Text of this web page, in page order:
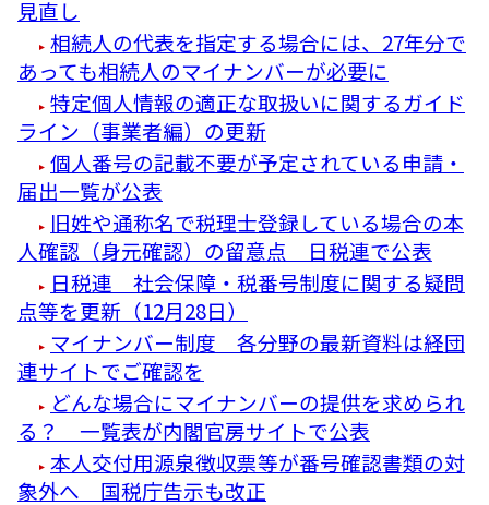
見直し
相続人の代表を指定する場合には、27年分で
あっても相続人のマイナンバーが必要に
特定個人情報の適正な取扱いに関するガイド
ライン（事業者編）の更新
個人番号の記載不要が予定されている申請・
届出一覧が公表
旧姓や通称名で税理士登録している場合の本
人確認（身元確認）の留意点 日税連で公表
日税連 社会保障・税番号制度に関する疑問
点等を更新（12月28日）
マイナンバー制度 各分野の最新資料は経団
連サイトでご確認を
どんな場合にマイナンバーの提供を求められ
る？ 一覧表が内閣官房サイトで公表
本人交付用源泉徴収票等が番号確認書類の対
象外へ 国税庁告示も改正